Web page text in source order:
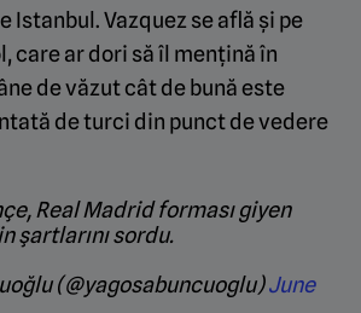
Istanbul. Vazquez se află și pe
care ar dori să îl mențină în
de văzut cât de bună este
de turci din punct de vedere
Real Madrid forması giyen
şartlarını sordu.
(@yagosabuncuoglu)June